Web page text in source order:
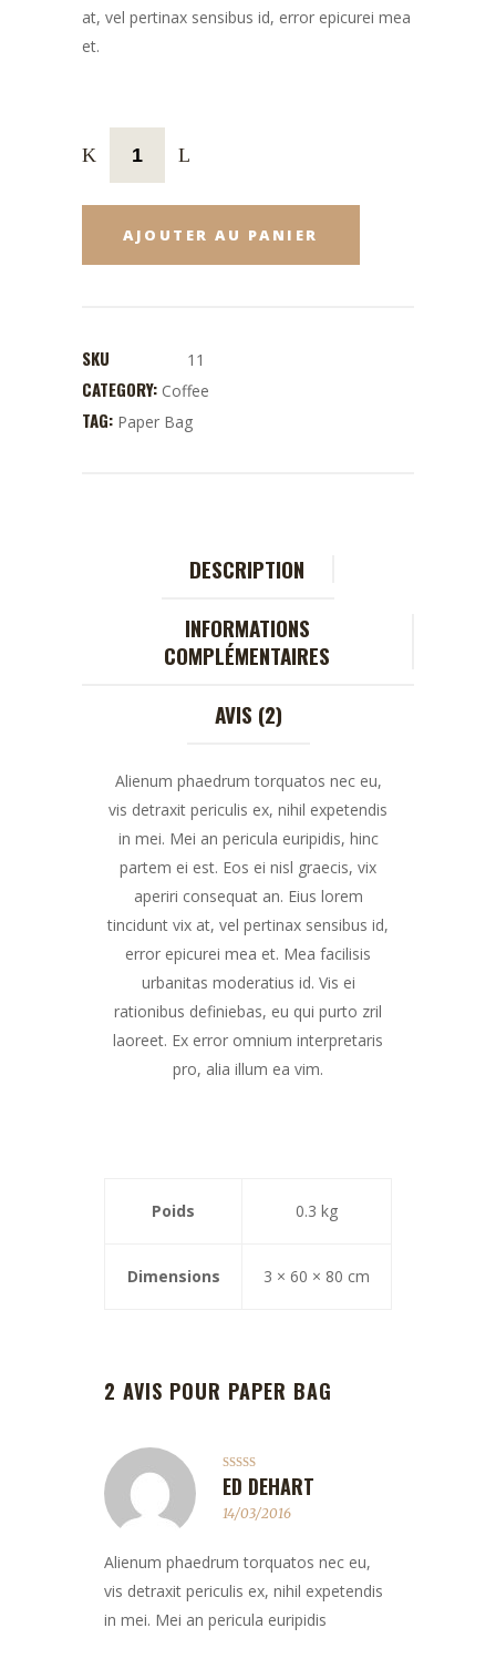
at, vel pertinax sensibus id, error epicurei mea
et.
AJOUTER AU PANIER
SKU 11
CATEGORY: Coffee
TAG: Paper Bag
DESCRIPTION
INFORMATIONS
COMPLÉMENTAIRES
AVIS (2)
Alienum phaedrum torquatos nec eu,
vis detraxit periculis ex, nihil expetendis
in mei. Mei an pericula euripidis, hinc
partem ei est. Eos ei nisl graecis, vix
aperiri consequat an. Eius lorem
tincidunt vix at, vel pertinax sensibus id,
error epicurei mea et. Mea facilisis
urbanitas moderatius id. Vis ei
rationibus definiebas, eu qui purto zril
laoreet. Ex error omnium interpretaris
pro, alia illum ea vim.
Poids 0.3 kg
Dimensions 3 × 60 × 80 cm
2 AVIS POUR PAPER BAG
Note5sur 5
ED DEHART
14/03/2016
Alienum phaedrum torquatos nec eu,
vis detraxit periculis ex, nihil expetendis
in mei. Mei an pericula euripidis